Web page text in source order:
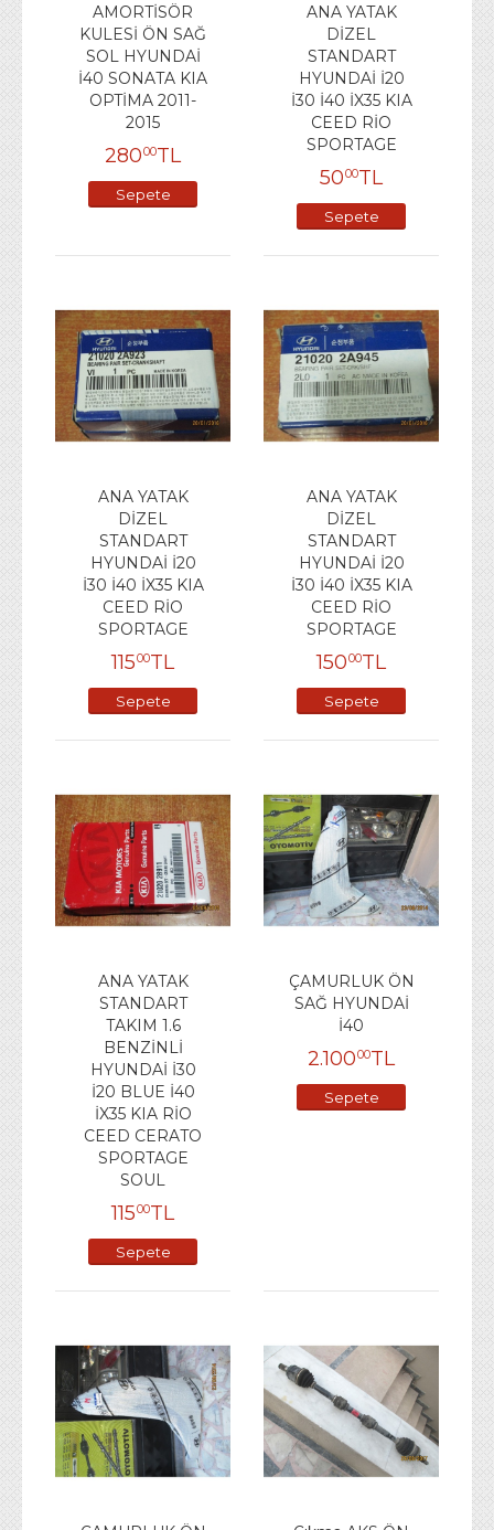
AMORTİSÖR
KULESİ ÖN SAĞ
SOL HYUNDAİ
İ40 SONATA KIA
OPTİMA 2011-
2015
28000TL
Sepete
ANA YATAK
DİZEL
STANDART
HYUNDAİ İ20
İ30 İ40 İX35 KIA
CEED RİO
SPORTAGE
5000TL
Sepete
ANA YATAK
DİZEL
STANDART
HYUNDAİ İ20
İ30 İ40 İX35 KIA
CEED RİO
SPORTAGE
11500TL
Sepete
ANA YATAK
DİZEL
STANDART
HYUNDAİ İ20
İ30 İ40 İX35 KIA
CEED RİO
SPORTAGE
15000TL
Sepete
ANA YATAK
STANDART
TAKIM 1.6
BENZİNLİ
HYUNDAİ İ30
İ20 BLUE İ40
İX35 KIA RİO
CEED CERATO
SPORTAGE
SOUL
11500TL
Sepete
ÇAMURLUK ÖN
SAĞ HYUNDAİ
İ40
2.10000TL
Sepete